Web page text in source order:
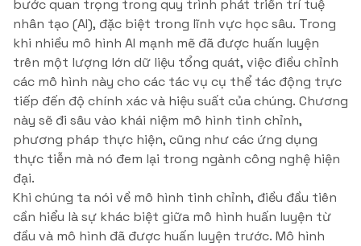
bước quan trọng trong quy trình phát triển trí tuệ
nhân tạo (AI), đặc biệt trong lĩnh vực học sâu. Trong
khi nhiều mô hình AI mạnh mẽ đã được huấn luyện
trên một lượng lớn dữ liệu tổng quát, việc điều chỉnh
các mô hình này cho các tác vụ cụ thể tác động trực
tiếp đến độ chính xác và hiệu suất của chúng. Chương
này sẽ đi sâu vào khái niệm mô hình tinh chỉnh,
phương pháp thực hiện, cũng như các ứng dụng
thực tiễn mà nó đem lại trong ngành công nghệ hiện
đại.
Khi chúng ta nói về mô hình tinh chỉnh, điều đầu tiên
cần hiểu là sự khác biệt giữa mô hình huấn luyện từ
đầu và mô hình đã được huấn luyện trước. Mô hình